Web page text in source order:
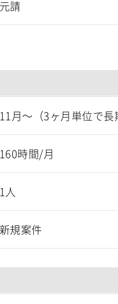
元請
11月～（3ヶ月単位で長
160時間/月
1人
新規案件